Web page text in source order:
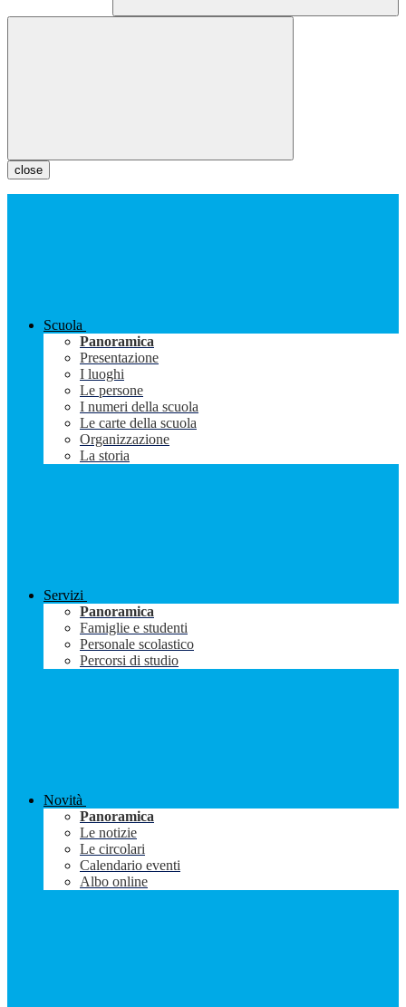
close
Scuola
Panoramica
Presentazione
I luoghi
Le persone
I numeri della scuola
Le carte della scuola
Organizzazione
La storia
Servizi
Panoramica
Famiglie e studenti
Personale scolastico
Percorsi di studio
Novità
Panoramica
Le notizie
Le circolari
Calendario eventi
Albo online